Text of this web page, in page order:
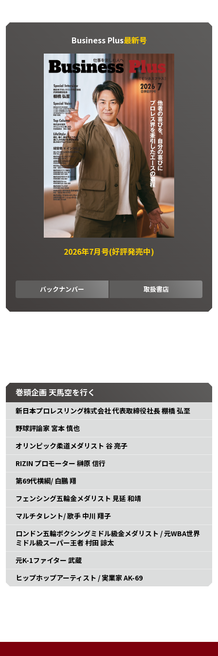
Business Plus最新号
2026年7月号(好評発売中)
バックナンバー 取扱書店
巻頭企画 天馬空を行く
新日本プロレスリング株式会社 代表取締役社長 棚橋 弘至
野球評論家 宮本 慎也
オリンピック柔道メダリスト 谷 亮子
RIZIN プロモーター 榊原 信行
第69代横綱/ 白鵬 翔
フェンシング五輪金メダリスト 見延 和靖
マルチタレント/ 歌手 中川 翔子
ロンドン五輪ボクシングミドル級金メダリスト / 元WBA世界
ミドル級スーパー王者 村田 諒太
元K-1ファイター 武蔵
ヒップホップアーティスト / 実業家 AK-69